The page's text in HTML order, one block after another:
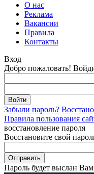
О нас
Реклама
Вакансии
Правила
Контакты
Вход
Добро пожаловать!
Забыли пароль?
Правила пользования
восстановление пароля
Восстановите свой
Пароль будет выслан